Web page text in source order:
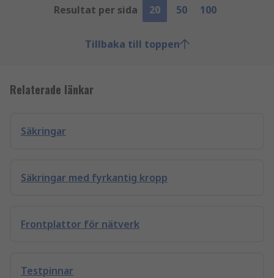
Resultat per sida
20 50 100
Tillbaka till toppen
Relaterade länkar
Säkringar
Säkringar med fyrkantig kropp
Frontplattor för nätverk
Testpinnar